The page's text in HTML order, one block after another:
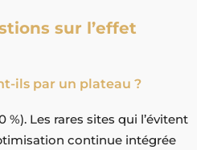
sur l’effet
ils par un plateau ?
Les rares sites qui l’évitent
continue intégrée